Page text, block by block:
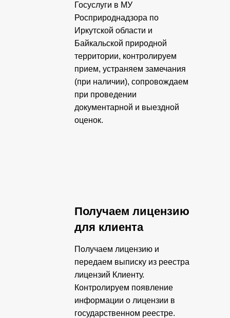
Госуслуги в МУ
Росприроднадзора по
Иркутской области и
Байкальской природной
территории, контролируем
прием, устраняем замечания
(при наличии), сопровождаем
при проведении
документарной и выездной
оценок.
Получаем лицензию
для клиента
Получаем лицензию и
передаем выписку из реестра
лицензий Клиенту.
Контролируем появление
информации о лицензии в
государственном реестре.